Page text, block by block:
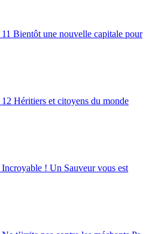
11 Bientôt une nouvelle capitale pour
12 Héritiers et citoyens du monde
Incroyable ! Un Sauveur vous est